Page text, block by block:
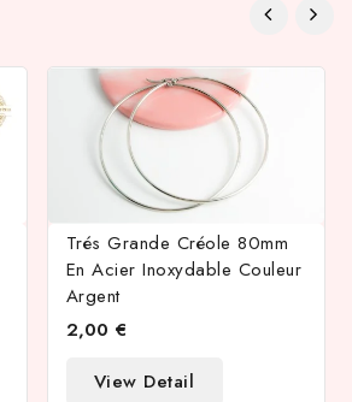
Trés Grande Créole 80mm
En Acier Inoxydable Couleur
Argent
2,00 €
View Detail